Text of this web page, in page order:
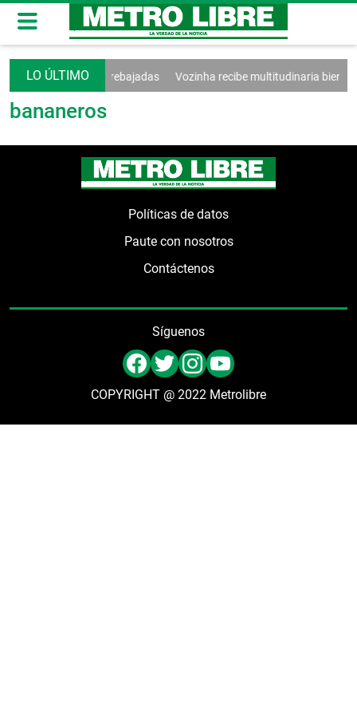
Argentina seguirán rebajadas Vozinha recibe multitudinaria
bananeros
Políticas de datos
Paute con nosotros
Contáctenos
Síguenos
COPYRIGHT @ 2022 Metrolibre